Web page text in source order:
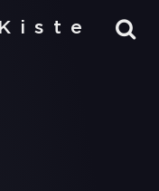
Kiste